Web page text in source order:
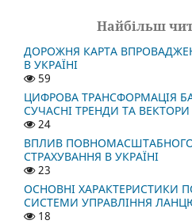
Найбільш
ДОРОЖНЯ КАРТА
В УКРАЇНІ
59
ЦИФРОВА ТРАНСФОРМАЦІЯ
СУЧАСНІ ТРЕНДИ ТА
24
ВПЛИВ
СТРАХУВАННЯ В УКРАЇНІ
23
ОСНОВНІ ХАРАКТЕРИСТИКИ
СИСТЕМИ УПРАВЛІННЯ
18